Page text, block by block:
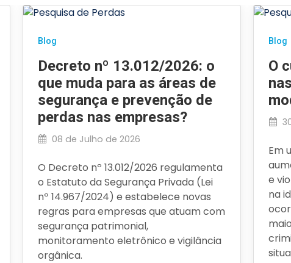
Blog
Decreto nº 13.012/2026: o
que muda para as áreas de
segurança e prevenção de
perdas nas empresas?
08 de Julho de 2026
O Decreto nº 13.012/2026 regulamenta
o Estatuto da Segurança Privada (Lei
nº 14.967/2024) e estabelece novas
regras para empresas que atuam com
segurança patrimonial,
monitoramento eletrônico e vigilância
orgânica.
Blog
O
Em
e
na